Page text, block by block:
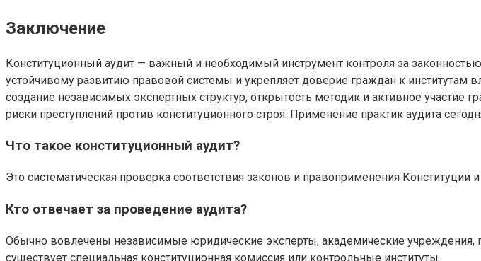
Заключение
Конституционный аудит — важный и необходимый инструмент контроля за
устойчивому развитию правовой системы и укрепляет доверие граждан к институтам
создание независимых экспертных структур, открытость методик и активное
риски преступлений против конституционного строя. Применение практик аудита
Что такое конституционный аудит?
Это систематическая проверка соответствия законов и правоприменения
Кто отвечает за проведение аудита?
Обычно вовлечены независимые юридические эксперты, академические учреждения,
существует специальная конституционная комиссия или контрольные институты.